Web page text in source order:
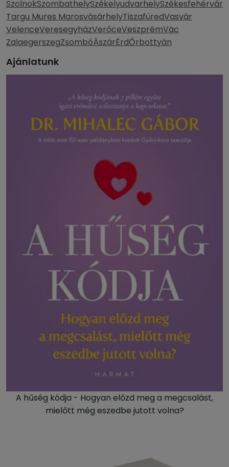
SzolnokSzombathelySzékelyudvarhelySzékesfehérvár
Targu Mures MarosvásárhelyTiszafüredVasvár
VelenceVeresegyházVerőceVeszprémVác
ZalaegerszegZsombóÁszárÉrdŐrbottyán
Ajánlatunk
A hűség kódja - Hogyan előzd meg a megcsalást,
mielőtt még eszedbe jutott volna?